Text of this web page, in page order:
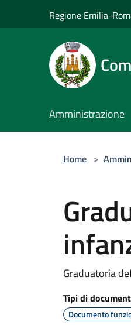
Regione Emilia-
Amministrazione
Home >
Graduatoria
Tipi di
Documento